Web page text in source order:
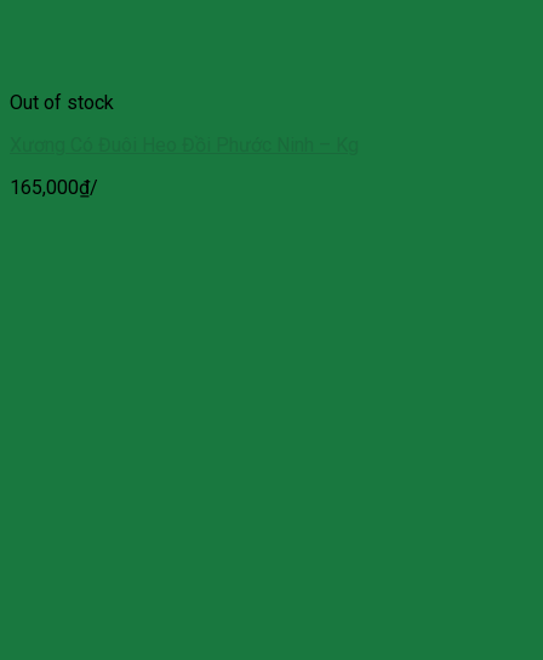
Out of stock
165,000₫/